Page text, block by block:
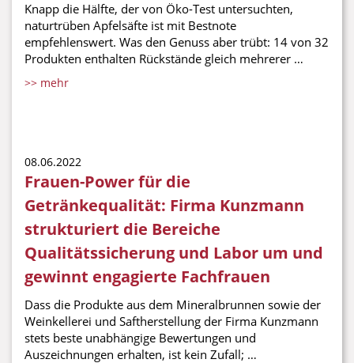
Knapp die Hälfte, der von Öko-Test untersuchten,
naturtrüben Apfelsäfte ist mit Bestnote
empfehlenswert. Was den Genuss aber trübt: 14 von 32
Produkten enthalten Rückstände gleich mehrerer …
>> mehr
08.06.2022
Frauen-Power für die
Getränkequalität: Firma Kunzmann
strukturiert die Bereiche
Qualitätssicherung und Labor um und
gewinnt engagierte Fachfrauen
Dass die Produkte aus dem Mineralbrunnen sowie der
Weinkellerei und Saftherstellung der Firma Kunzmann
stets beste unabhängige Bewertungen und
Auszeichnungen erhalten, ist kein Zufall; …